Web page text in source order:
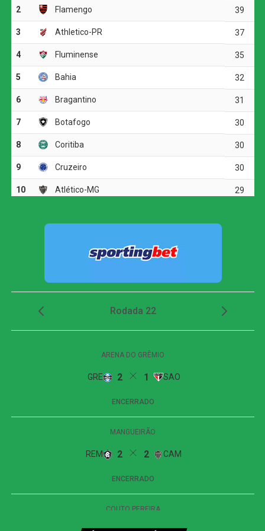
para levar perigo.
A principal oportunidade da etapa inicial foi do Cuiabá.
Aos 12 minutos, Jean Dias recebeu na intermediária,
avançou até a entrada da área e acertou a trave direita do
goleiro Paulo Vitor. O Dragão respondeu aos 24 minutos,
bola desviou em Pepê.
As equipes ainda tiveram algumas chegadas em bolas
paradas, mas o placar permaneceu zerado até o
intervalo. O jogo também foi interrompido para hidratação
em razão do clima seco em Cuiabá.
Guilherme Lopes recebeu pela esquerda e cruzou para a
segunda trave. Bruno José apareceu livre e desviou de
bico de chuteira, colocando o Dragão em vantagem.
Após o gol, o Cuiabá tentou reagir e aumentou a pressão,
Kauan Cristtyan recebeu passe de Pedro Henrique
dentro da área e finalizou colocado, mas mandou por
alcançar 30 cruzamentos durante a partida, mas apenas
seis encontraram o destino correto. Aos 48 minutos, Eliel
atacante aproveitou sobra na entrada da área e bateu
troca de passes entre os defensores e o goleiro Paulo
Vitor. O Cuiabá ainda tentou pressionar com bolas
alçadas na área, mas não encontrou espaço para evitar a